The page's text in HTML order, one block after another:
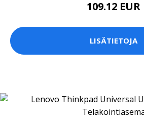
109.12 EUR
LISÄTIETOJA